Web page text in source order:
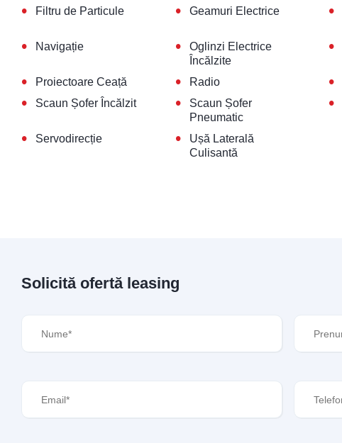
• Filtru de Particule • Geamuri Electrice •
• Navigație •
Oglinzi Electrice
Încălzite
•
• Proiectoare Ceață • Radio •
• Scaun Șofer Încălzit •
Scaun Șofer
Pneumatic
•
• Servodirecție •
Ușă Laterală
Culisantă
Solicită ofertă leasing